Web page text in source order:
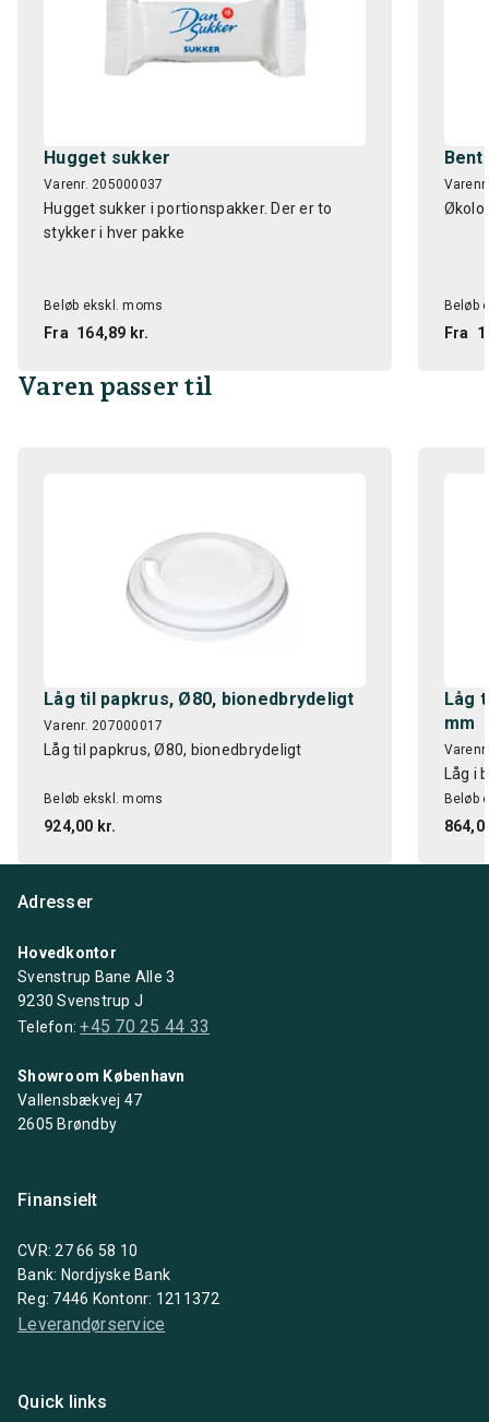
Hugget sukker
Varenr. 205000037
Hugget sukker i portionspakker. Der er to
stykker i hver pakke
Beløb ekskl. moms
Fra 164,89 kr.
Beløb
Fra
Varen passer til
Låg til papkrus, Ø80, bionedbrydeligt
Varenr. 207000017
Låg til papkrus, Ø80, bionedbrydeligt
Beløb ekskl. moms
924,00 kr.
Låg
mm
Låg i
Beløb
Adresser
Hovedkontor
Svenstrup Bane Alle 3
9230 Svenstrup J
Telefon:+45 70 25 44 33
Showroom København
Vallensbækvej 47
2605 Brøndby
Finansielt
CVR: 27 66 58 10
Bank: Nordjyske Bank
Reg: 7446 Kontonr: 1211372
Leverandørservice
Quick links